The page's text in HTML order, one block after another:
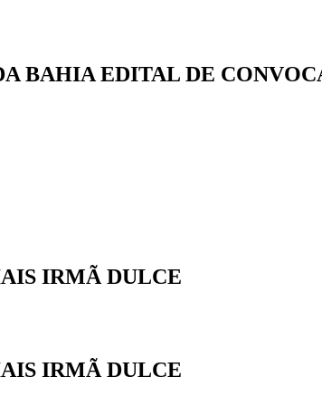
BAHIA EDITAL DE
IRMÃ DULCE
IRMÃ DULCE